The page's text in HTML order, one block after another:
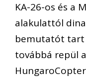
KA-26-os és a
alakulattól
bemutatót tart
továbbá repül